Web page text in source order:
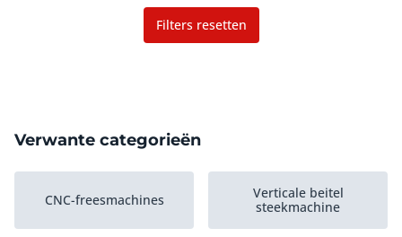
Filters resetten
Verwante categorieën
CNC-freesmachines
Verticale beitel
steekmachine